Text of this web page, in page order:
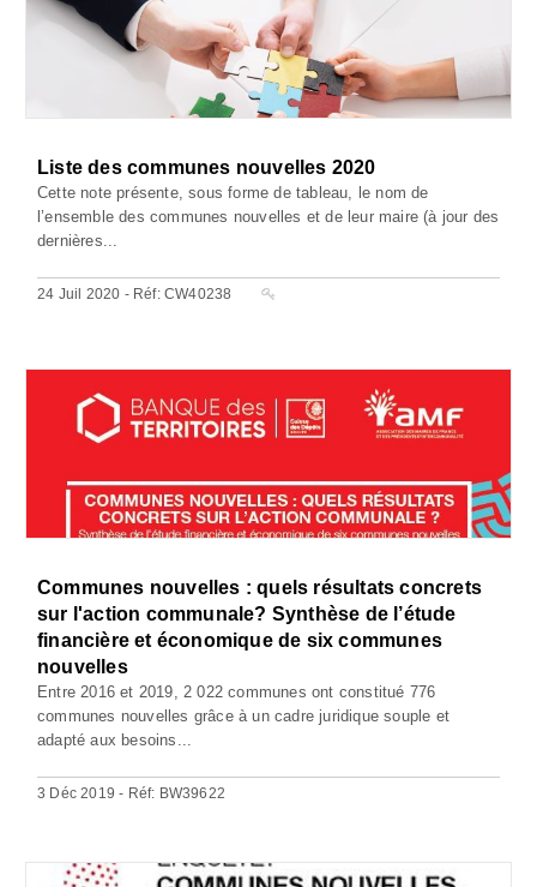
Liste des communes nouvelles 2020
Cette note présente, sous forme de tableau, le nom de
l’ensemble des communes nouvelles et de leur maire (à jour des
dernières...
24 Juil 2020 - Réf: CW40238
Communes nouvelles : quels résultats concrets
sur l'action communale? Synthèse de l’étude
financière et économique de six communes
nouvelles
Entre 2016 et 2019, 2 022 communes ont constitué 776
communes nouvelles grâce à un cadre juridique souple et
adapté aux besoins...
3 Déc 2019 - Réf: BW39622